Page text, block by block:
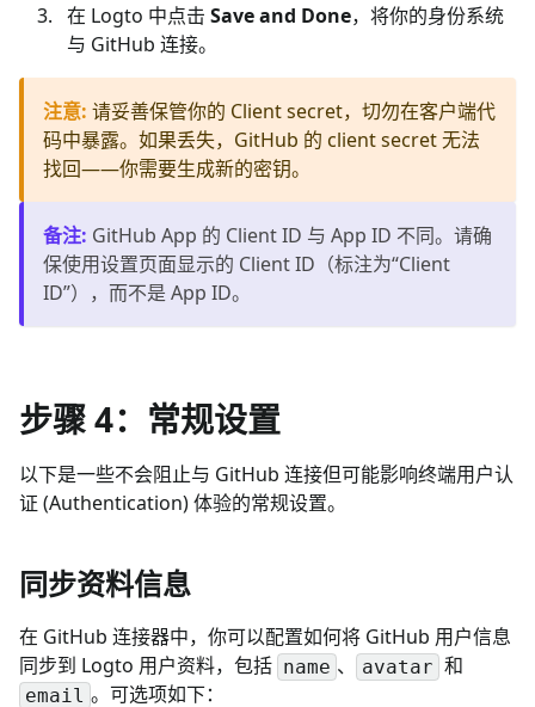
在 Logto 中点击 Save and Done，将你的身份系统
与 GitHub 连接。
注意: 请妥善保管你的 Client secret，切勿在客户端代
码中暴露。如果丢失，GitHub 的 client secret 无法
找回——你需要生成新的密钥。
备注: GitHub App 的 Client ID 与 App ID 不同。请确
保使用设置页面显示的 Client ID（标注为“Client
ID”），而不是 App ID。
步骤 4：常规设置
以下是一些不会阻止与 GitHub 连接但可能影响终端用户认
证 (Authentication) 体验的常规设置。
同步资料信息
在 GitHub 连接器中，你可以配置如何将 GitHub 用户信息
同步到 Logto 用户资料，包括 name 、 avatar 和
email 。可选项如下：